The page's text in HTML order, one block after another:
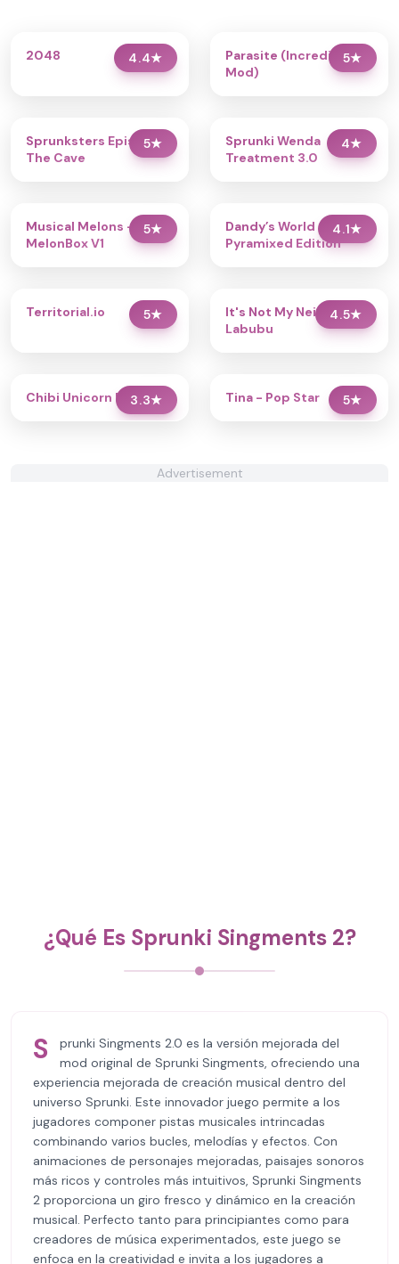
4.4★
2048 5★
Parasite (Incredibox
Mod)
5★
Sprunksters Episode 2:
The Cave
4★
Sprunki Wenda
Treatment 3.0
5★
Musical Melons –
MelonBox V1
4.1★
Dandy’s World
Pyramixed Edition
5★
Territorial.io 4.5★
It's Not My Neighbor:
Labubu
3.3★
Chibi Unicorn Dress Up 5★
Tina - Pop Star
Advertisement
¿Qué Es Sprunki Singments 2?
S
prunki Singments 2.0 es la versión mejorada del
mod original de Sprunki Singments, ofreciendo una
experiencia mejorada de creación musical dentro del
universo Sprunki. Este innovador juego permite a los
jugadores componer pistas musicales intrincadas
combinando varios bucles, melodías y efectos. Con
animaciones de personajes mejoradas, paisajes sonoros
más ricos y controles más intuitivos, Sprunki Singments
2 proporciona un giro fresco y dinámico en la creación
musical. Perfecto tanto para principiantes como para
creadores de música experimentados, este juego se
enfoca en la creatividad e invita a los jugadores a